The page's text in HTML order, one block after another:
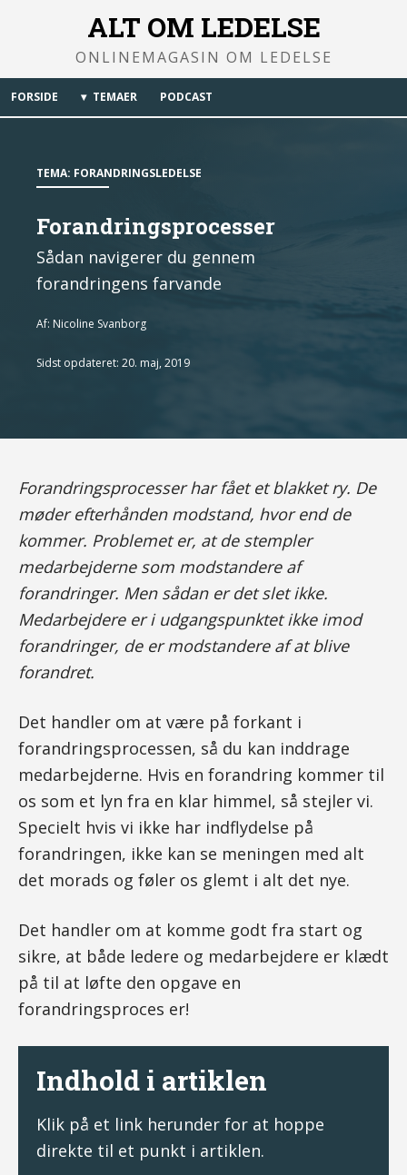
ALT OM LEDELSE
ONLINEMAGASIN OM LEDELSE
FORSIDE TEMAER PODCAST
TEMA: FORANDRINGSLEDELSE
Forandringsprocesser
Sådan navigerer du gennem
forandringens farvande
Af: Nicoline Svanborg
Sidst opdateret: 20. maj, 2019
Forandringsprocesser har fået et blakket ry. De
møder efterhånden modstand, hvor end de
kommer. Problemet er, at de stempler
medarbejderne som modstandere af
forandringer. Men sådan er det slet ikke.
Medarbejdere er i udgangspunktet ikke imod
forandringer, de er modstandere af at blive
forandret.
Det handler om at være på forkant i
forandringsprocessen, så du kan inddrage
medarbejderne. Hvis en forandring kommer til
os som et lyn fra en klar himmel, så stejler vi.
Specielt hvis vi ikke har indflydelse på
forandringen, ikke kan se meningen med alt
det morads og føler os glemt i alt det nye.
Det handler om at komme godt fra start og
sikre, at både ledere og medarbejdere er klædt
på til at løfte den opgave en
forandringsproces er!
Indhold i artiklen
Klik på et link herunder for at hoppe
direkte til et punkt i artiklen.